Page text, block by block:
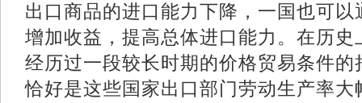
出口商品的进口能力下降，一国也可
增加收益，提高总体进口能力。在历
经历过一段较长时期的价格贸易条件
恰好是这些国家出口部门劳动生产率